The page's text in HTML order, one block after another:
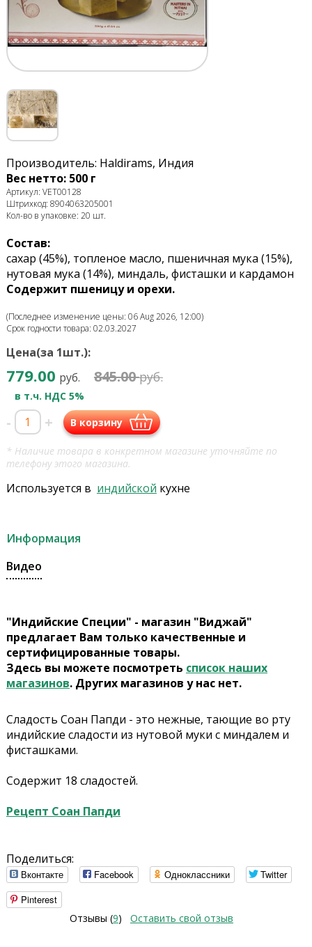
Производитель: Haldirams, Индия
Вес нетто: 500 г
Артикул: VET00128
Штрихкод: 8904063205001
Кол-во в упаковке: 20 шт.
Состав:
сахар (45%), топленое масло, пшеничная мука (15%),
нутовая мука (14%), миндаль, фисташки и кардамон
Содержит пшеницу и орехи.
(Последнее изменение цены: 06 Aug 2026, 12:00)
Срок годности товара: 02.03.2027
Цена(за 1шт.):
779.00 руб. 845.00руб.
в т.ч. НДС 5%
- + В корзину
* Наличие товара в конкретном магазине уточняйте по
телефону этого магазина.
Используется в индийской кухне
Информация
Видео
"Индийские Специи" - магазин "Виджай"
предлагает Вам только качественные и
сертифицированные товары.
Здесь вы можете посмотреть список наших
магазинов. Других магазинов у нас нет.
Сладость Соан Папди - это нежные, тающие во рту
индийские сладости из нутовой муки с миндалем и
фисташками.
Содержит 18 сладостей.
Рецепт Соан Папди
Поделиться:
Вконтакте Facebook Одноклассники
Twitter
Pinterest
Отзывы (9) Оставить свой отзыв